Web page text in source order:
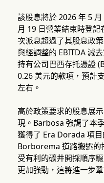
該股息將於 2026 年 5
月 19 日營業結束時登
次派息超過了其股息政
與經調整的 EBITDA 減
持有公司巴西存托憑證
0.26 美元的款項，預計
左右。
高於政策要求的股息展
現。Barbosa 強調了本
獲得了 Era Dorada 項
Borborema 道路搬遷的
受有利的礦井開採順序
更加強勁，這將進一步